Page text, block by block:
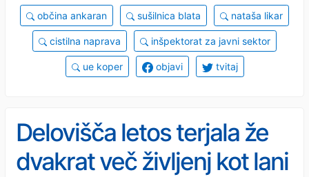
občina ankaran sušilnica blata nataša likar
cistilna naprava inšpektorat za javni sektor
ue koper objavi tvitaj
Delovišča letos terjala že
dvakrat več življenj kot lani